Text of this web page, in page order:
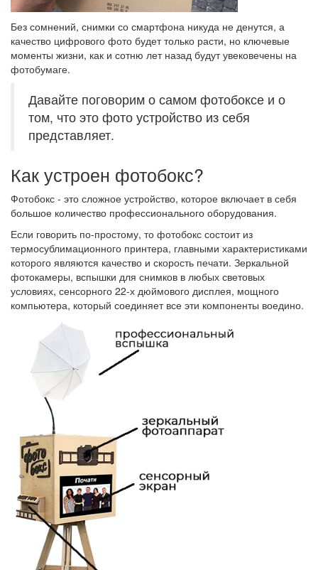
Без сомнений, снимки со смартфона никуда не денутся, а
качество цифрового фото будет только расти, но ключевые
моменты жизни, как и сотню лет назад будут увековечены на
фотобумаге.
Давайте поговорим о самом фотобоксе и о
том, что это фото устройство из себя
представляет.
Как устроен фотобокс?
Фотобокс - это сложное устройство, которое включает в себя
большое количество профессионального оборудования.
Если говорить по-простому, то фотобокс состоит из
термосублимационного принтера, главными характеристиками
которого являются качество и скорость печати. Зеркальной
фотокамеры, вспышки для снимков в любых световых
условиях, сенсорного 22-х дюймового дисплея, мощного
компьютера, который соединяет все эти компоненты воедино.